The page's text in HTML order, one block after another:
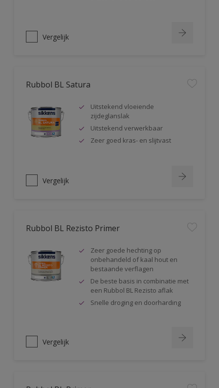
Vergelijk
Rubbol BL Satura
Uitstekend vloeiende
zijdeglanslak
Uitstekend verwerkbaar
Zeer goed kras- en slijtvast
Vergelijk
Rubbol BL Rezisto Primer
Zeer goede hechting op
onbehandeld of kaal hout en
bestaande verflagen
De beste basis in combinatie met
een Rubbol BL Rezisto aflak
Snelle droging en doorharding
Vergelijk